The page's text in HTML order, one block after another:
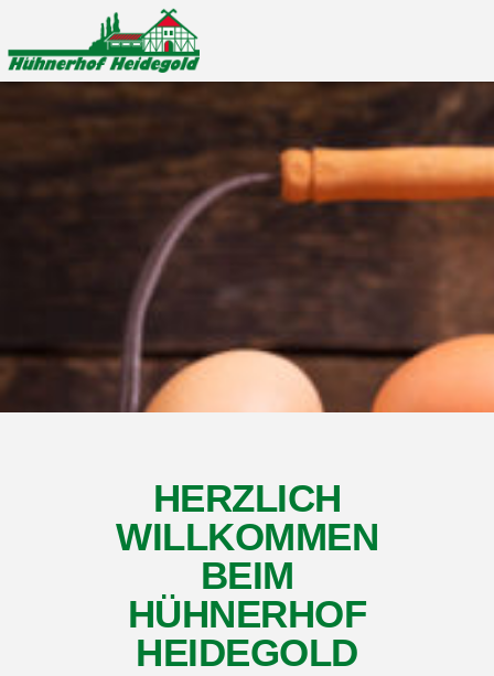
HERZLICH
WILLKOMMEN
BEIM
HÜHNERHOF
HEIDEGOLD